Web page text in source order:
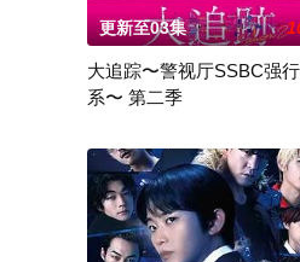
更新至03集
大追踪〜警视厅SSBC强
系〜 第二季